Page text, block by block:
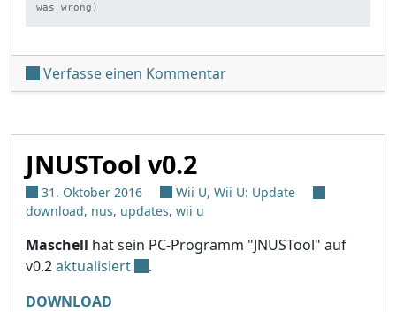
was wrong)
Verfasse einen Kommentarunter 'JNUSTool v0.3a'
JNUSTool v0.2
31. Oktober 2016 Wii U, Wii U: Update
download, nus, updates, wii u
Maschell hat sein PC-Programm "JNUSTool" auf
v0.2aktualisiert
.
DOWNLOAD